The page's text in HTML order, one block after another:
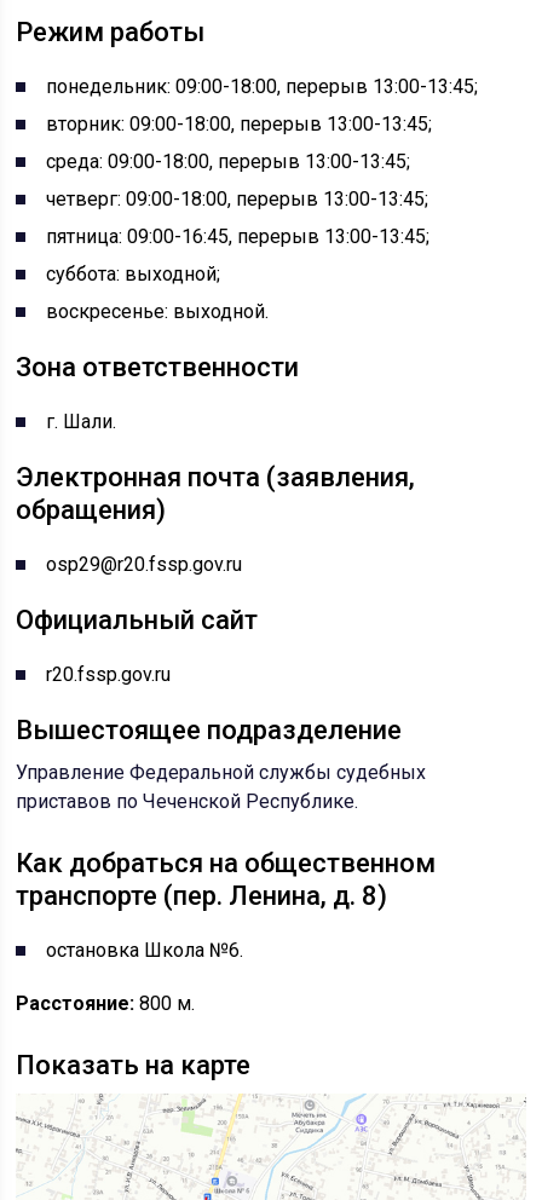
Режим работы
понедельник: 09:00-18:00, перерыв 13:00-13:45;
вторник: 09:00-18:00, перерыв 13:00-13:45;
среда: 09:00-18:00, перерыв 13:00-13:45;
четверг: 09:00-18:00, перерыв 13:00-13:45;
пятница: 09:00-16:45, перерыв 13:00-13:45;
суббота: выходной;
воскресенье: выходной.
Зона ответственности
г. Шали.
Электронная почта (заявления,
обращения)
osp29@r20.fssp.gov.ru
Официальный сайт
r20.fssp.gov.ru
Вышестоящее подразделение
Управление Федеральной службы судебных
приставов по Чеченской Республике.
Как добраться на общественном
транспорте (пер. Ленина, д. 8)
остановка Школа №6.
Расстояние: 800 м.
Показать на карте